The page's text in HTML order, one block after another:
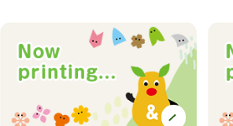
植物園長の庭
植物園 その他